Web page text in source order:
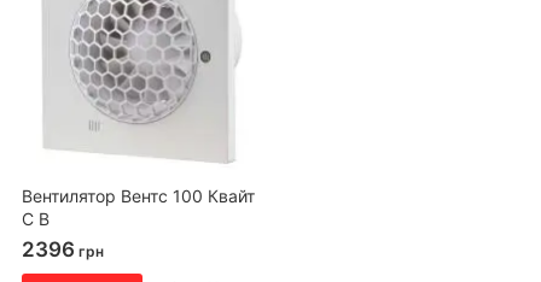
Вентилятор Вентс 100 Квайт
С В
2396 грн